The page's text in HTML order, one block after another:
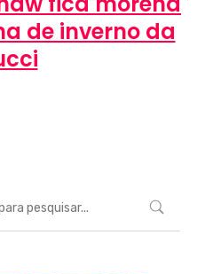
de inverno da